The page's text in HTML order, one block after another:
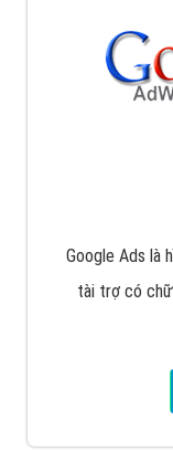
Google Ads là
tài trợ có